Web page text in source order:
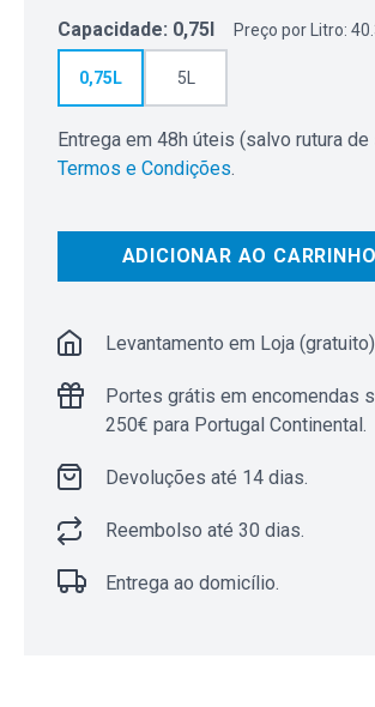
Capacidade: 0,75l Preço por Litro:
0,75L 5L
Entrega em 48h úteis (salvo rutura
Termos e Condições.
ADICIONAR AO CARRINHO
Levantamento em Loja
Portes grátis em encomendas
250€ para Portugal Continental.
Devoluções até 14 dias.
Reembolso até 30 dias.
Entrega ao domicílio.